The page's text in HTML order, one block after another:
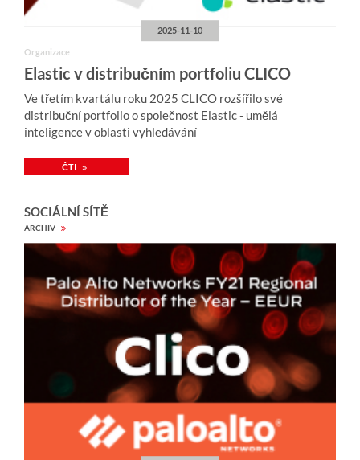
2025-11-10
Organizace
Elastic v distribučním portfoliu CLICO
Ve třetím kvartálu roku 2025 CLICO rozšířilo své
distribuční portfolio o společnost Elastic - umělá
inteligence v oblasti vyhledávání
ČTI
SOCIÁLNÍ SÍTĚ
ARCHIV